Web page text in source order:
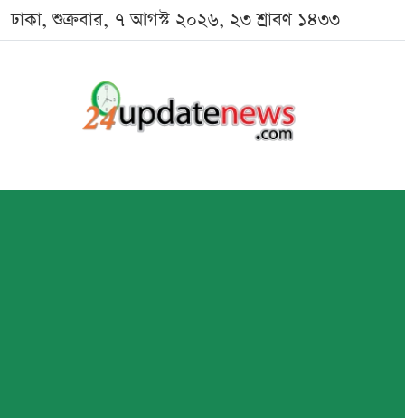
ঢাকা, শুক্রবার, ৭ আগস্ট ২০২৬, ২৩ শ্রাবণ ১৪৩৩